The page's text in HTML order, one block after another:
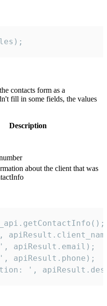
contacts form as a
fill in some fields, the values
Description
about the client that was
apiResult.email);
apiResult.phone);
',